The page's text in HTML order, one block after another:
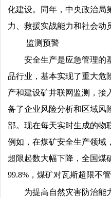
化建设。同年，中央政治局
力、救援实战能力和社会动
监测预警
安全生产是应急管理的
品行业，基本实现了重大危
产和建设矿井联网监测，接
备了企业风险分析和区域风
部。现在每天实时生成的物
例如，在煤矿安全生产领域
超限起数⼤幅下降，全国煤
99.8%，煤矿对瓦斯超限不
为提高自然灾害防治能